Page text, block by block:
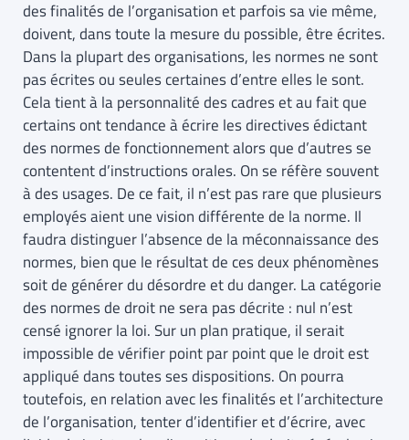
des finalités de l’organisation et parfois sa vie même,
doivent, dans toute la mesure du possible, être écrites.
Dans la plupart des organisations, les normes ne sont
pas écrites ou seules certaines d’entre elles le sont.
Cela tient à la personnalité des cadres et au fait que
certains ont tendance à écrire les directives édictant
des normes de fonctionnement alors que d’autres se
contentent d’instructions orales. On se réfère souvent
à des usages. De ce fait, il n’est pas rare que plusieurs
employés aient une vision différente de la norme. Il
faudra distinguer l’absence de la méconnaissance des
normes, bien que le résultat de ces deux phénomènes
soit de générer du désordre et du danger. La catégorie
des normes de droit ne sera pas décrite : nul n’est
censé ignorer la loi. Sur un plan pratique, il serait
impossible de vérifier point par point que le droit est
appliqué dans toutes ses dispositions. On pourra
toutefois, en relation avec les finalités et l’architecture
de l’organisation, tenter d’identifier et d’écrire, avec